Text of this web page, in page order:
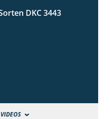
1:59
DKC 3443